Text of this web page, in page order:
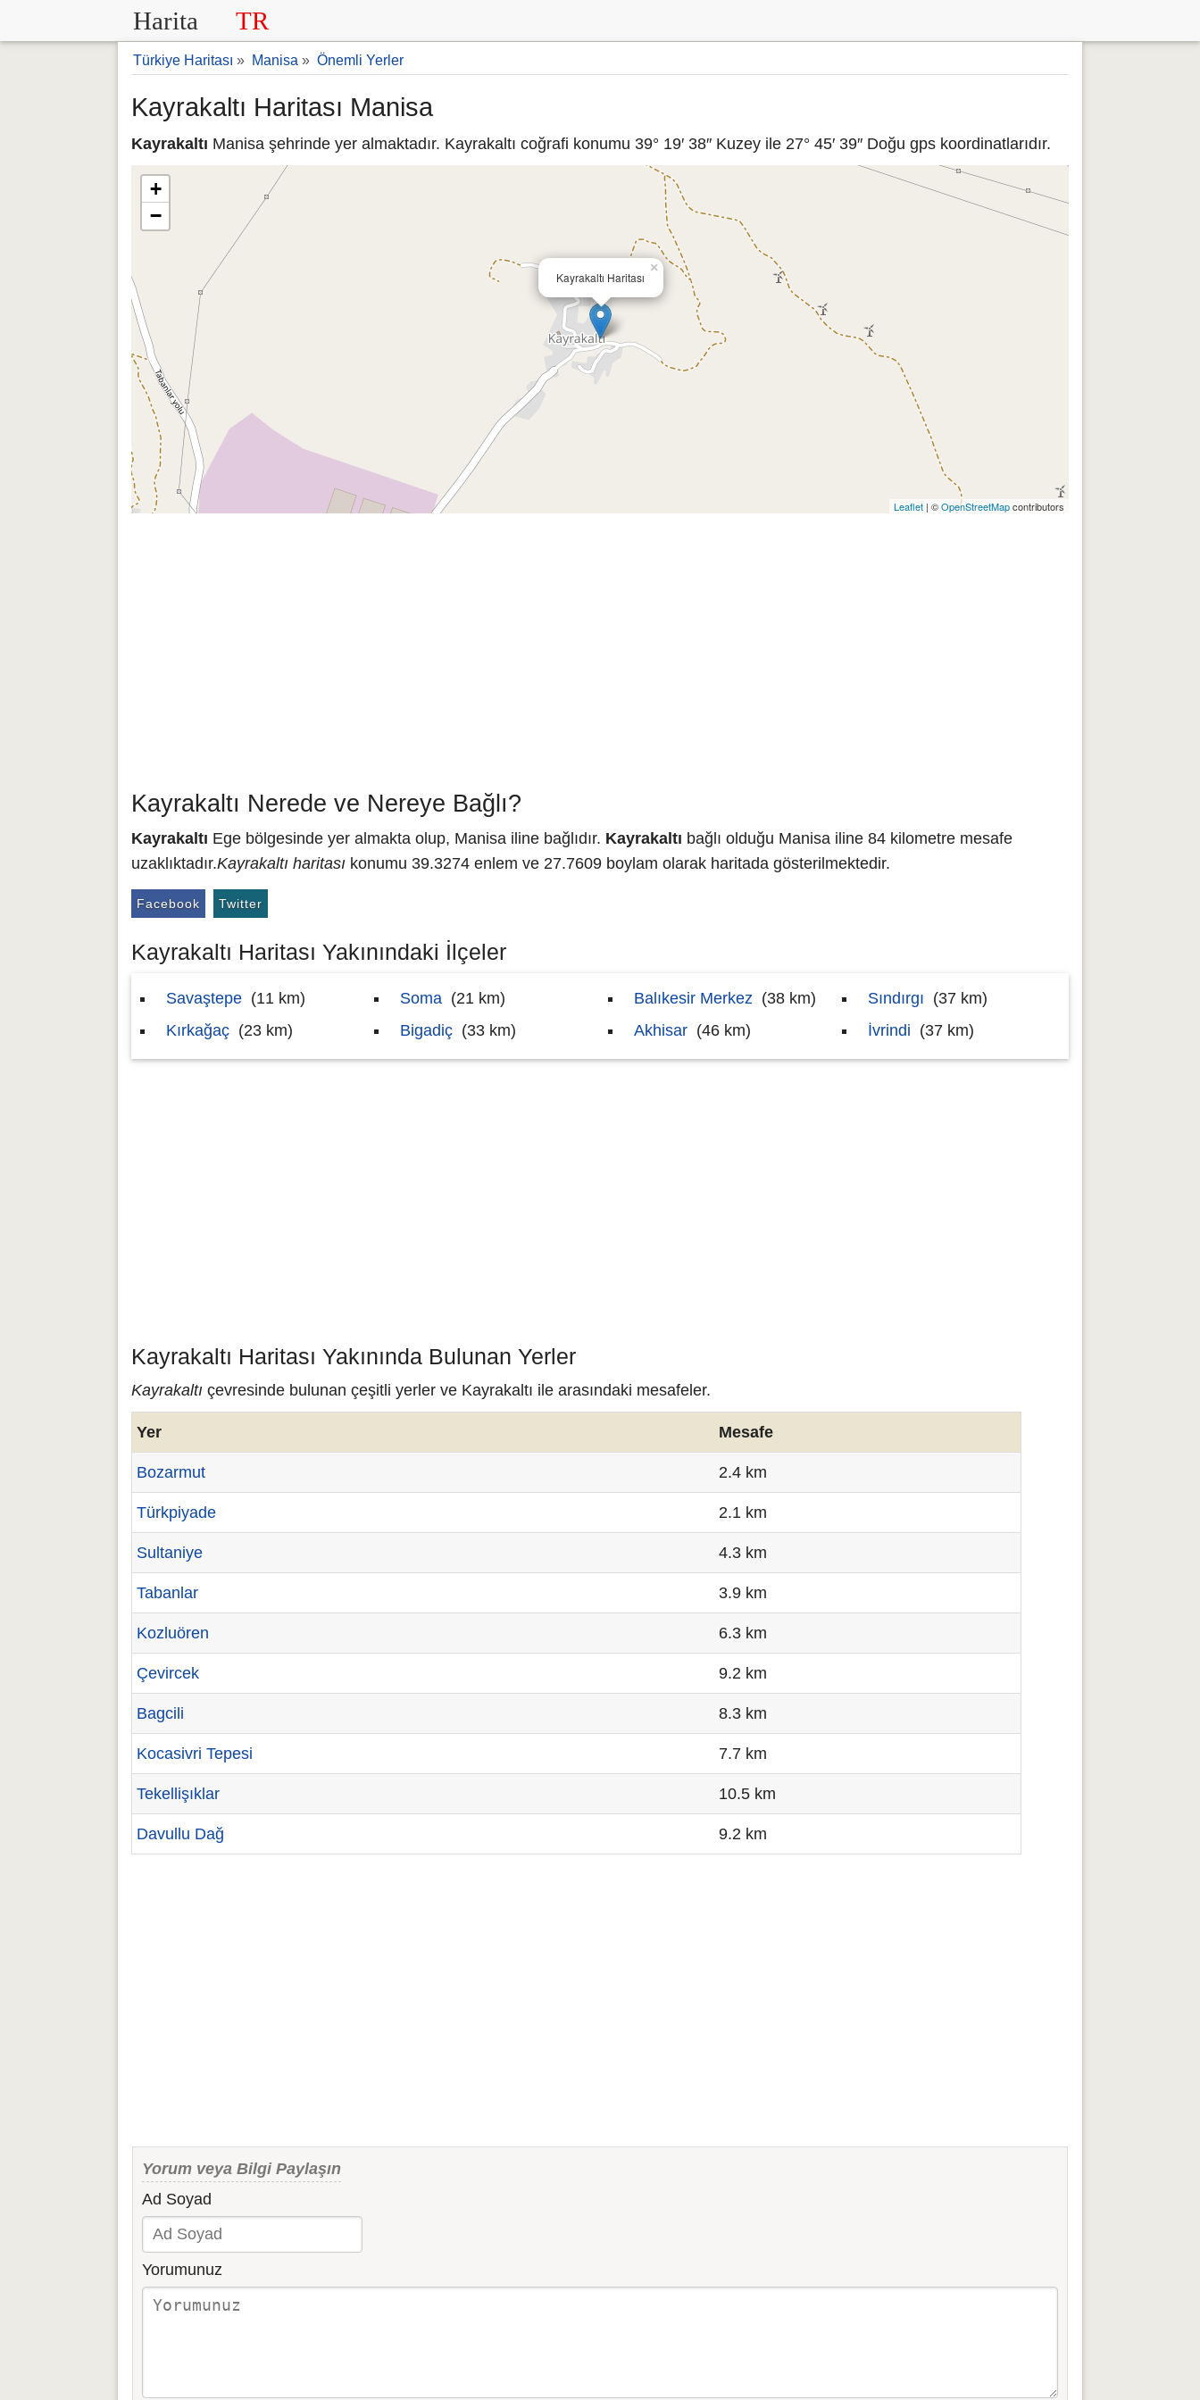
Harita TR
Türkiye Haritası » Manisa » Önemli Yerler
Kayrakaltı Haritası Manisa
Kayrakaltı Manisa şehrinde yer almaktadır. Kayrakaltı coğrafi konumu 39° 19′ 38″ Kuzey ile 27° 45′ 39″ Doğu gps koordinatlarıdır.
Kayrakaltı Haritası
×
+
−
Leaflet | ©OpenStreetMapcontributors
Kayrakaltı Nerede ve Nereye Bağlı?
Kayrakaltı Ege bölgesinde yer almakta olup, Manisa iline bağlıdır. Kayrakaltı bağlı olduğu Manisa iline 84 kilometre mesafe
uzaklıktadır.Kayrakaltı haritası konumu 39.3274 enlem ve 27.7609 boylam olarak haritada gösterilmektedir.
Facebook Twitter
Kayrakaltı Haritası Yakınındaki İlçeler
Savaştepe (11 km)
Kırkağaç (23 km)
Soma (21 km)
Bigadiç (33 km)
Balıkesir Merkez (38 km)
Akhisar (46 km)
Sındırgı (37 km)
İvrindi (37 km)
Kayrakaltı Haritası Yakınında Bulunan Yerler
Kayrakaltı çevresinde bulunan çeşitli yerler ve Kayrakaltı ile arasındaki mesafeler.
Yer Mesafe
Bozarmut 2.4 km
Türkpiyade 2.1 km
Sultaniye 4.3 km
Tabanlar 3.9 km
Kozluören 6.3 km
Çevircek 9.2 km
Bagcili 8.3 km
Kocasivri Tepesi 7.7 km
Tekellişıklar 10.5 km
Davullu Dağ 9.2 km
Yorum veya Bilgi Paylaşın
Ad Soyad
Yorumunuz